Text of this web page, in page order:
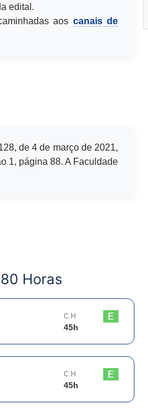
edital.
aos canais de
de 4 de março de 2021,
1, página 88. A Faculdade
Horas
C.H
45h
C.H
45h